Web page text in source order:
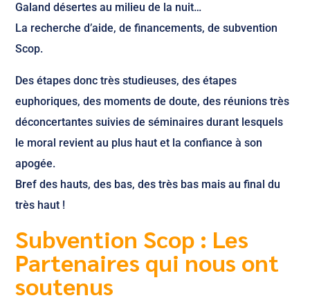
Galand désertes au milieu de la nuit…
La recherche d’aide, de financements, de subvention
Scop.
Des étapes donc très studieuses, des étapes
euphoriques, des moments de doute, des réunions très
déconcertantes suivies de séminaires durant lesquels
le moral revient au plus haut et la confiance à son
apogée.
Bref des hauts, des bas, des très bas mais au final du
très haut !
Subvention Scop : Les
Partenaires qui nous ont
soutenus